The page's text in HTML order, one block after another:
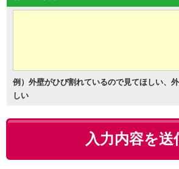
例）外壁がひび割れているので見てほしい、
しい